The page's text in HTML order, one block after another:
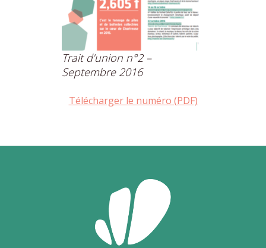
Trait d’union n°2 –
Septembre 2016
Télécharger le numéro (PDF)